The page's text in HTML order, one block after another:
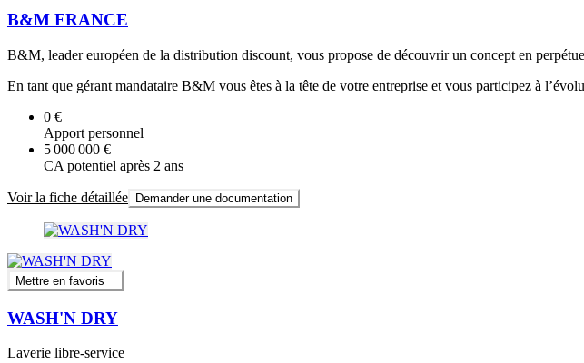
B&M FRANCE
B&M, leader européen de la distribution discount, vous propose de découvrir un concept en
En tant que gérant mandataire B&M vous êtes à la tête de votre entreprise et vous participez à
0 €
Apport personnel
5 000 000 €
CA potentiel après 2 ans
Voir la fiche détaillée Demander une documentation
Mettre en favoris
WASH'N DRY
Laverie libre-service